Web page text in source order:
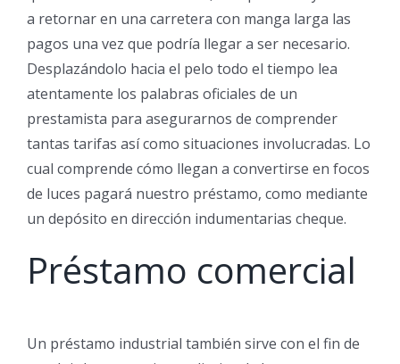
a retornar en una carretera con manga larga las
pagos una vez que podrí­a llegar a ser necesario.
Desplazándolo hacia el pelo todo el tiempo lea
atentamente los palabras oficiales de un
prestamista para asegurarnos de comprender
tantas tarifas así­ como situaciones involucradas. Lo
cual comprende cómo llegan a convertirse en focos
de luces pagará nuestro préstamo, como mediante
un depósito en dirección indumentarias cheque.
Préstamo comercial
Un préstamo industrial también sirve con el fin de